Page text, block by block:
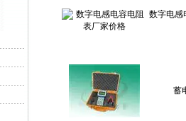
数字电感
蓄